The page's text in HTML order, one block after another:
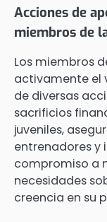
Acciones de
miembros de
Los miembros
activamente el
de diversas
sacrificios
juveniles,
entrenadores y
compromiso a
necesidades
creencia en su